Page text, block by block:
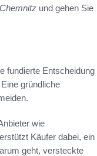
und gehen Sie
fundierte Entscheidung
gründliche
wie
Käufer dabei, ein
geht, versteckte